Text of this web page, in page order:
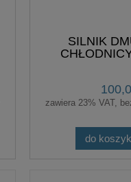
SILNIK
zawiera 23% VAT,
do